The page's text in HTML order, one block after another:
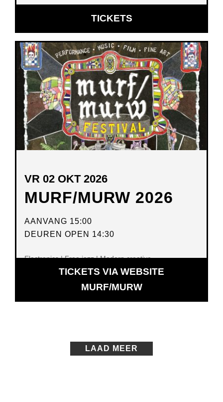
TICKETSOPENT
IN
NIEUW
VENSTER
MURF/MURW 2026
VR 02 OKT 2026
AANVANG 15:00
DEUREN OPEN 14:30
Electronics | Free jazz | Modern creative
TICKETS VIA WEBSITE
MURF/MURWOPENT
IN
LAAD MEER